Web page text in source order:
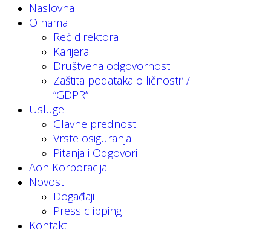
Naslovna
O nama
Reč direktora
Karijera
Društvena odgovornost
Zaštita podataka o ličnosti” /
“GDPR”
Usluge
Glavne prednosti
Vrste osiguranja
Pitanja i Odgovori
Aon Korporacija
Novosti
Događaji
Press clipping
Kontakt